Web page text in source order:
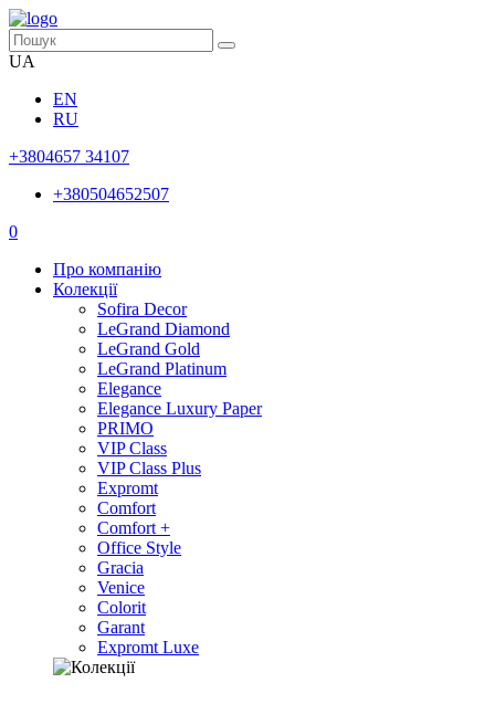
UA
EN
RU
+3804657 34107
+380504652507
0
Про компанію
Колекції
Sofira Decor
LeGrand Diamond
LeGrand Gold
LeGrand Platinum
Elegance
Elegance Luxury Paper
PRIMO
VIP Class
VIP Class Plus
Expromt
Comfort
Comfort +
Office Style
Gracia
Venice
Colorit
Garant
Expromt Luxe